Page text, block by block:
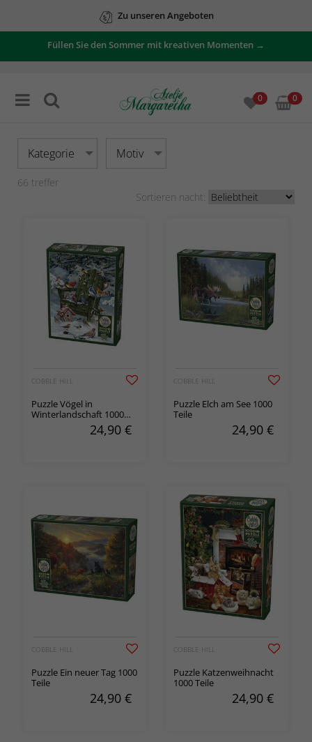
Zu unseren Angeboten
Füllen Sie den Sommer mit kreativen Momenten →
0 0
Kategorie Motiv
66 treffer
Sortieren nacht:
COBBLE HILL
Puzzle Vögel in
Winterlandschaft 1000
24,90 €
COBBLE HILL
Puzzle Elch am See 1000
Teile
24,90 €
COBBLE HILL
Puzzle Ein neuer Tag 1000
Teile
24,90 €
COBBLE HILL
Puzzle Katzenweihnacht
1000 Teile
24,90 €